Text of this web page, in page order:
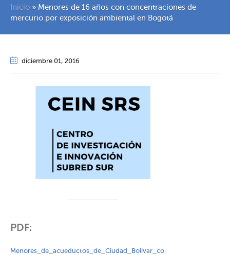
Inicio » Menores de 16 años con concentraciones de
mercurio por exposición ambiental en Bogotá
diciembre 01, 2016
PDF:
Menores_de_acueductos_de_Ciudad_Bolivar_co